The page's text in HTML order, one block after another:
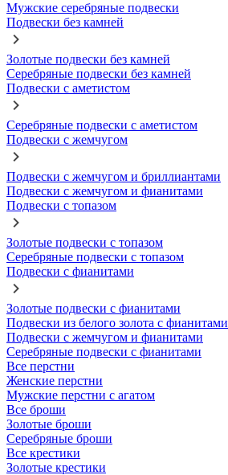
Мужские серебряные подвески
Подвески без камней
Золотые подвески без камней
Серебряные подвески без камней
Подвески с аметистом
Серебряные подвески с аметистом
Подвески с жемчугом
Подвески с жемчугом и бриллиантами
Подвески с жемчугом и фианитами
Подвески с топазом
Золотые подвески с топазом
Серебряные подвески с топазом
Подвески с фианитами
Золотые подвески с фианитами
Подвески из белого золота с фианитами
Подвески с жемчугом и фианитами
Серебряные подвески с фианитами
Все перстни
Женские перстни
Мужские перстни с агатом
Все броши
Золотые броши
Серебряные броши
Все крестики
Золотые крестики